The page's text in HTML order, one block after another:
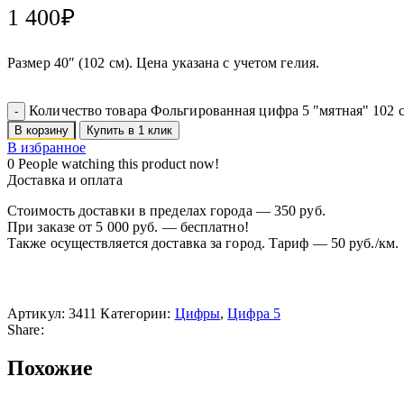
1 400₽
Размер 40″ (102 см). Цена указана с учетом гелия.
Количество товара Фольгированная цифра 5 "мятная" 102
В корзину Купить в 1 клик
В избранное
0 People watching this product now!
Доставка и оплата
Стоимость доставки в пределах города — 350 руб.
При заказе от 5 000 руб. — бесплатно!
Также осуществляется доставка за город. Тариф — 50 руб./км.
Артикул: 3411Категории: Цифры, Цифра 5
Share:
Похожие